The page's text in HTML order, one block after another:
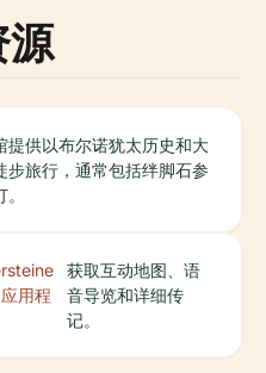
提供以布尔诺犹太历史和大
步旅行，通常包括绊脚石参
用程
获取互动地图、语
音导览和详细传
记。